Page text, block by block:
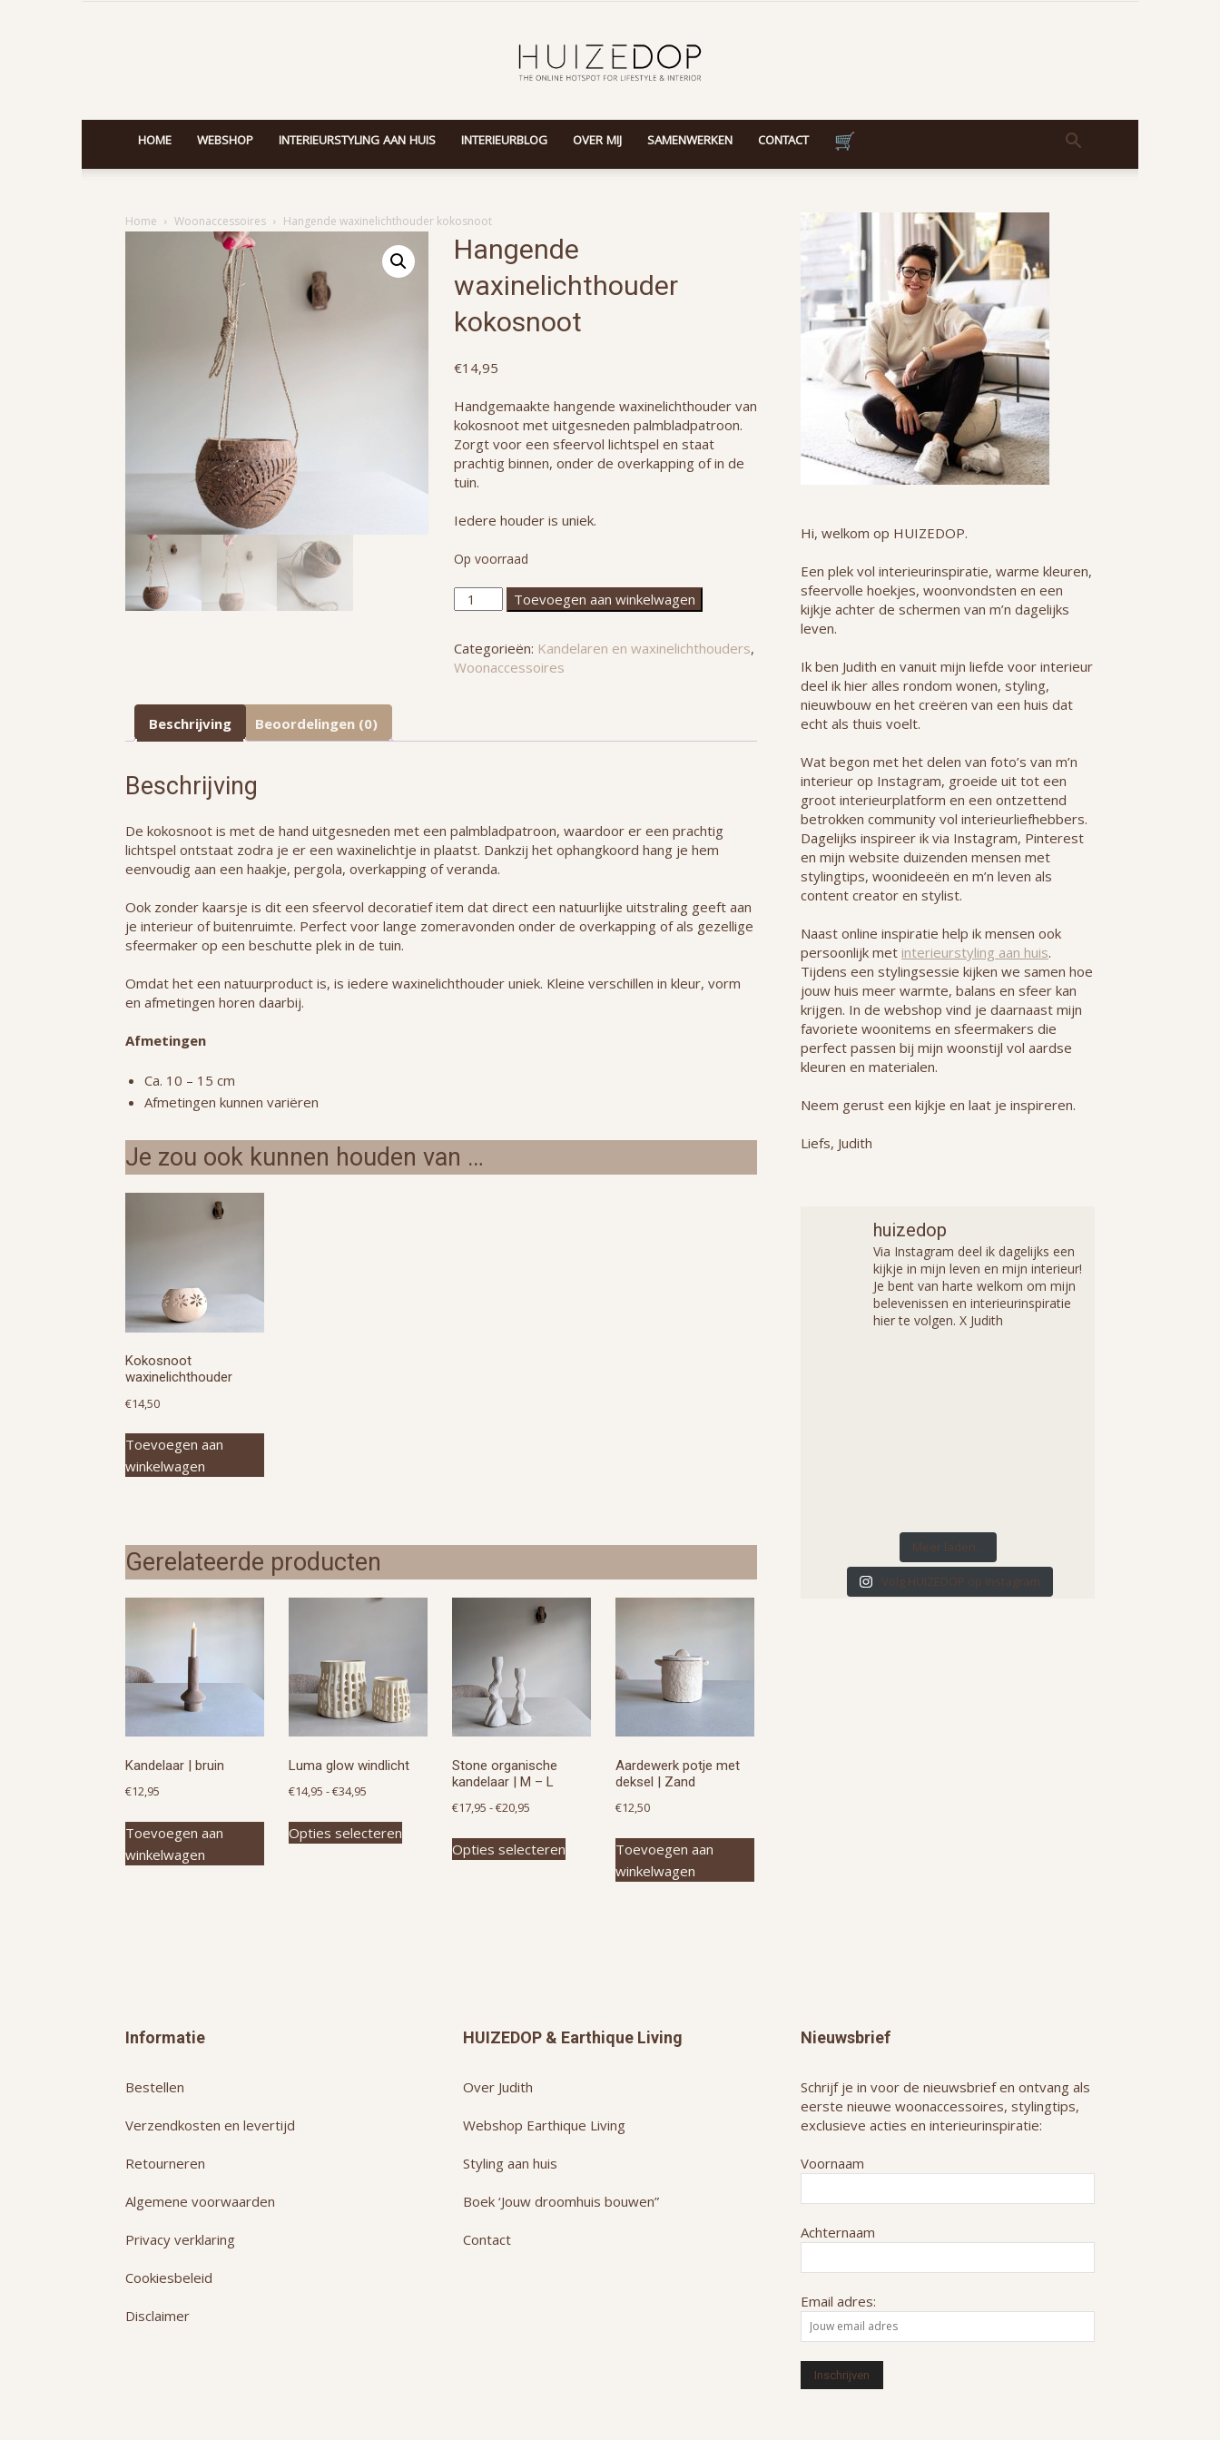
Huizedop
HOME WEBSHOP INTERIEURSTYLING AAN HUIS INTERIEURBLOG OVER MIJ SAMENWERKEN CONTACT
Home Woonaccessoires Hangende waxinelichthouder kokosnoot
Hangende
waxinelichthouder
kokosnoot
€14,95
Handgemaakte hangende waxinelichthouder van
kokosnoot met uitgesneden palmbladpatroon.
Zorgt voor een sfeervol lichtspel en staat
prachtig binnen, onder de overkapping of in de
tuin.
Iedere houder is uniek.
Op voorraad
Hangende
waxinelichthouder
aantal
Toevoegen aan winkelwagen
Categorieën: Kandelaren en waxinelichthouders,
Woonaccessoires
Beschrijving Beoordelingen (0)
Beschrijving
De kokosnoot is met de hand uitgesneden met een palmbladpatroon, waardoor er een prachtig
lichtspel ontstaat zodra je er een waxinelichtje in plaatst. Dankzij het ophangkoord hang je hem
eenvoudig aan een haakje, pergola, overkapping of veranda.
Ook zonder kaarsje is dit een sfeervol decoratief item dat direct een natuurlijke uitstraling geeft aan
je interieur of buitenruimte. Perfect voor lange zomeravonden onder de overkapping of als gezellige
sfeermaker op een beschutte plek in de tuin.
Omdat het een natuurproduct is, is iedere waxinelichthouder uniek. Kleine verschillen in kleur, vorm
en afmetingen horen daarbij.
Afmetingen
Ca. 10 – 15 cm
Afmetingen kunnen variëren
Je zou ook kunnen houden van …
Kokosnoot
waxinelichthouder
€14,50
Toevoegen aan
winkelwagen
Gerelateerde producten
Kandelaar | bruin
€12,95
Toevoegen aan
winkelwagen
Luma glow windlicht
€14,95 -€34,95Prijsklasse:
tot
Opties selecteren
Dit
product
productpagina
Stone organische
kandelaar | M – L
€17,95 -€20,95Prijsklasse:
tot
Opties selecteren
Dit
product
worden
Aardewerk potje met
deksel | Zand
€12,50
Toevoegen aan
winkelwagen
Hi, welkom op HUIZEDOP.
Een plek vol interieurinspiratie, warme kleuren,
sfeervolle hoekjes, woonvondsten en een
kijkje achter de schermen van m’n dagelijks
leven.
Ik ben Judith en vanuit mijn liefde voor interieur
deel ik hier alles rondom wonen, styling,
nieuwbouw en het creëren van een huis dat
echt als thuis voelt.
Wat begon met het delen van foto’s van m’n
interieur op Instagram, groeide uit tot een
groot interieurplatform en een ontzettend
betrokken community vol interieurliefhebbers.
Dagelijks inspireer ik via Instagram, Pinterest
en mijn website duizenden mensen met
stylingtips, woonideeën en m’n leven als
content creator en stylist.
Naast online inspiratie help ik mensen ook
persoonlijk met interieurstyling aan huis.
Tijdens een stylingsessie kijken we samen hoe
jouw huis meer warmte, balans en sfeer kan
krijgen. In de webshop vind je daarnaast mijn
favoriete woonitems en sfeermakers die
perfect passen bij mijn woonstijl vol aardse
kleuren en materialen.
Neem gerust een kijkje en laat je inspireren.
Liefs, Judith
huizedop
Via Instagram deel ik dagelijks een
kijkje in mijn leven en mijn interieur!
Je bent van harte welkom om mijn
belevenissen en interieurinspiratie
hier te volgen. X Judith
Meer laden...
Volg HUIZEDOP op Instagram
Informatie
Bestellen
Verzendkosten en levertijd
Retourneren
Algemene voorwaarden
Privacy verklaring
Cookiesbeleid
Disclaimer
HUIZEDOP & Earthique Living
Over Judith
Webshop Earthique Living
Styling aan huis
Boek ‘Jouw droomhuis bouwen”
Contact
Nieuwsbrief
Schrijf je in voor de nieuwsbrief en ontvang als
eerste nieuwe woonaccessoires, stylingtips,
exclusieve acties en interieurinspiratie:
Voornaam
Achternaam
Email adres: